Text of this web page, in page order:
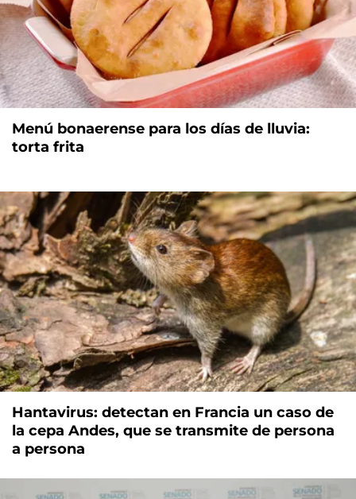
Menú bonaerense para los días de lluvia:
torta frita
Hantavirus: detectan en Francia un caso de
la cepa Andes, que se transmite de persona
a persona